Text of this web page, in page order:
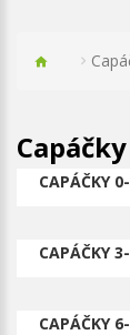
Capáčky
CAPÁČKY
CAPÁČKY
CAPÁČKY